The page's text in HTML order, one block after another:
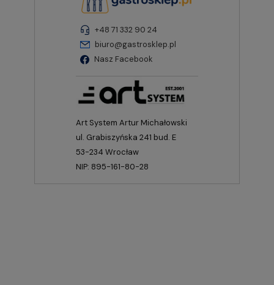
+48 71 332 90 24
biuro@gastrosklep.pl
Nasz Facebook
Art System Artur Michałowski
ul. Grabiszyńska 241 bud. E
53-234 Wrocław
NIP: 895-161-80-28